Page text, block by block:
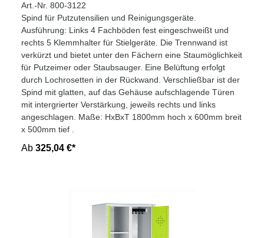
Art.-Nr. 800-3122
Spind für Putzutensilien und Reinigungsgeräte.
Ausführung: Links 4 Fachböden fest eingeschweißt und
rechts 5 Klemmhalter für Stielgeräte. Die Trennwand ist
verkürzt und bietet unter den Fächern eine Staumöglichkeit
für Putzeimer oder Staubsauger. Eine Belüftung erfolgt
durch Lochrosetten in der Rückwand. Verschließbar ist der
Spind mit glatten, auf das Gehäuse aufschlagende Türen
mit intergrierter Verstärkung, jeweils rechts und links
angeschlagen. Maße: HxBxT 1800mm hoch x 600mm breit
x 500mm tief .
Ab 325,04 €*